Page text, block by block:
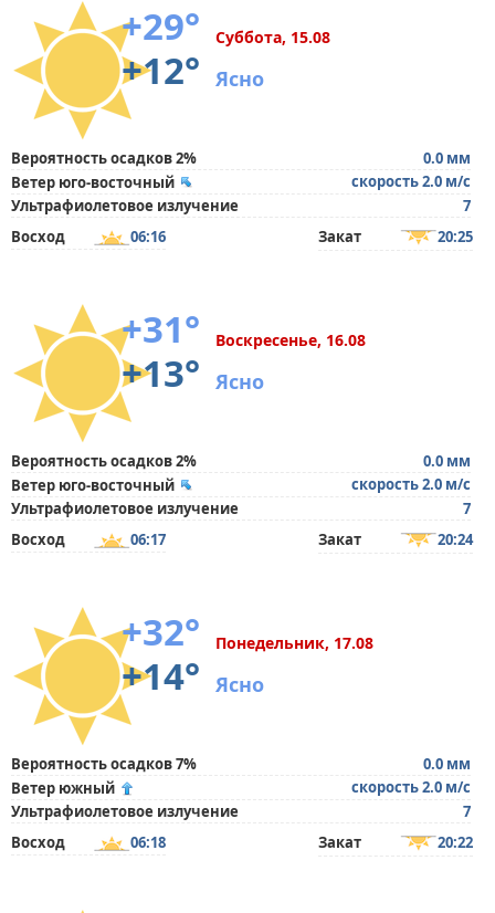
+29°
+12°
Суббота, 15.08
Ясно
Вероятность осадков 2%
0.0 мм
Ветер юго-восточный
скорость 2.0 м/с
Ультрафиолетовое излучение
7
Восход
06:16 Закат 20:25
+31°
+13°
Воскресенье, 16.08
Ясно
Вероятность осадков 2%
0.0 мм
Ветер юго-восточный
скорость 2.0 м/с
Ультрафиолетовое излучение
7
Восход
06:17 Закат 20:24
+32°
+14°
Понедельник, 17.08
Ясно
Вероятность осадков 7%
0.0 мм
Ветер южный
скорость 2.0 м/с
Ультрафиолетовое излучение
7
Восход
06:18 Закат 20:22